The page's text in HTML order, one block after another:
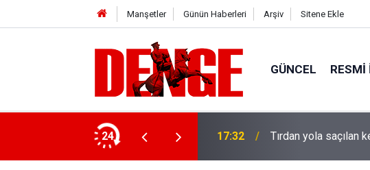
Manşetler Günün Haberleri Arşiv Sitene Ekle
GÜNCEL RESMI
24 17:32 Tırdan yola saçılan